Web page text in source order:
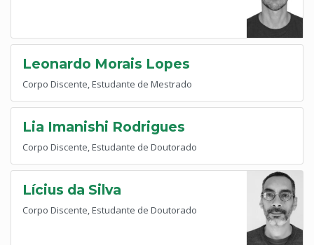
Leonardo Morais Lopes
Corpo Discente, Estudante de Mestrado
Lia Imanishi Rodrigues
Corpo Discente, Estudante de Doutorado
Lícius da Silva
Corpo Discente, Estudante de Doutorado